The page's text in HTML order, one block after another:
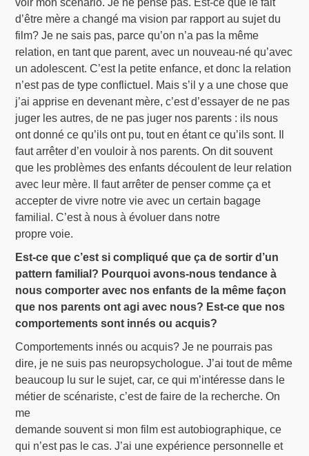
d’être mère a changé ma vision par rapport au sujet du
film? Je ne sais pas, parce qu’on n’a pas la même
relation, en tant que parent, avec un nouveau-né qu’avec
un adolescent. C’est la petite enfance, et donc la relation
n’est pas de type conflictuel. Mais s’il y a une chose que
j’ai apprise en devenant mère, c’est d’essayer de ne pas
juger les autres, de ne pas juger nos parents : ils nous
ont donné ce qu’ils ont pu, tout en étant ce qu’ils sont. Il
faut arrêter d’en vouloir à nos parents. On dit souvent
que les problèmes des enfants découlent de leur relation
avec leur mère. Il faut arrêter de penser comme ça et
accepter de vivre notre vie avec un certain bagage
familial. C’est à nous à évoluer dans notre
propre voie.
Est-ce que c’est si compliqué que ça de sortir d’un
pattern familial? Pourquoi avons-nous tendance à
nous comporter avec nos enfants de la même façon
que nos parents ont agi avec nous? Est-ce que nos
comportements sont innés ou acquis?
Comportements innés ou acquis? Je ne pourrais pas
dire, je ne suis pas neuropsychologue. J’ai tout de même
beaucoup lu sur le sujet, car, ce qui m’intéresse dans le
métier de scénariste, c’est de faire de la recherche. On
me
demande souvent si mon film est autobiographique, ce
qui n’est pas le cas. J’ai une expérience personnelle et